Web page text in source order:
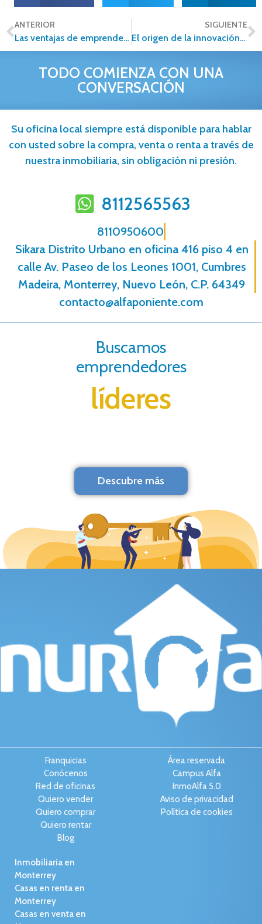
ANTERIOR
Las ventajas de emprender bajo un modelo de negocio digital a tiempo.
SIGUIENTE
El origen de la innovación dentro de una empresa se encuentra en la creatividad de sus personas
TODO COMIENZA CON UNA
CONVERSACIÓN
Su oficina local siempre está disponible para hablar
con usted sobre la compra, venta o renta a través de
nuestra inmobiliaria, sin obligación ni presión.
8112565563
8110950600
Sikara Distrito Urbano en oficina 416 piso 4 en
calle Av. Paseo de los Leones 1001, Cumbres
Madeira, Monterrey, Nuevo León, C.P. 64349
contacto@alfaponiente.com
Buscamos
emprendedores
líderes
Descubre más
Franquicias
Conócenos
Red de oficinas
Quiero vender
Quiero comprar
Quiero rentar
Blog
Área reservada
Campus Alfa
InmoAlfa 5.0
Aviso de privacidad
Política de cookies
Inmobiliaria en
Monterrey
Casas en renta en
Monterrey
Casas en venta en